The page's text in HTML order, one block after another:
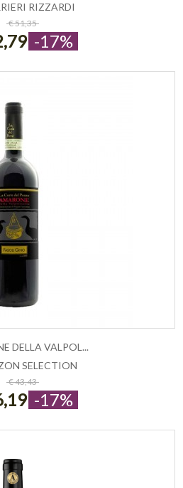
RIZZARDI
€ 51,35
-17%
DELLA VALPOL...
SELECTION
€ 43,43
-17%